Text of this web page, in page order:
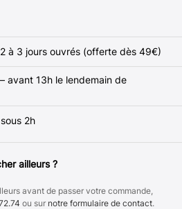
à 3 jours ouvrés (offerte dès 49€)
avant 13h le lendemain de
2h
ailleurs ?
avant de passer votre commande,
ou sur notre formulaire de contact.